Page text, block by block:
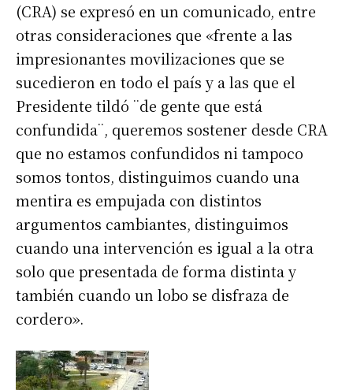
Suscribirme gratis
(CRA) se expresó en un comunicado, entre
otras consideraciones que «frente a las
impresionantes movilizaciones que se
sucedieron en todo el país y a las que el
Presidente tildó ¨de gente que está
confundida¨, queremos sostener desde CRA
que no estamos confundidos ni tampoco
somos tontos, distinguimos cuando una
mentira es empujada con distintos
argumentos cambiantes, distinguimos
cuando una intervención es igual a la otra
solo que presentada de forma distinta y
también cuando un lobo se disfraza de
cordero».